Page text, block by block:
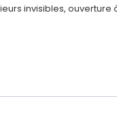
invisibles,